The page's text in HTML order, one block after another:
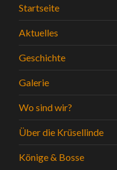
Startseite
Aktuelles
Geschichte
Galerie
Wo sind wir?
Über die Krüsellinde
Könige & Bosse